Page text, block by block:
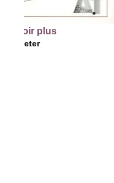
plus